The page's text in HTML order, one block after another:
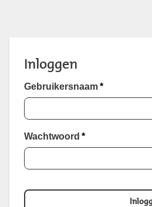
Inloggen
Gebruikersnaam *
Wachtwoord *